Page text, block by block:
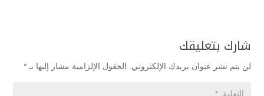
شارك بتعليقك
لن يتم نشر عنوان بريدك الإلكتروني. الحقول الإلزامية مشار إليها بـ *